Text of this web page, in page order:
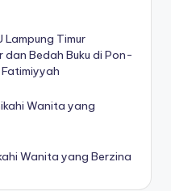
Lampung Timur
dan Bedah Buku di Pon-
Wanita yang
Wanita yang Berzina